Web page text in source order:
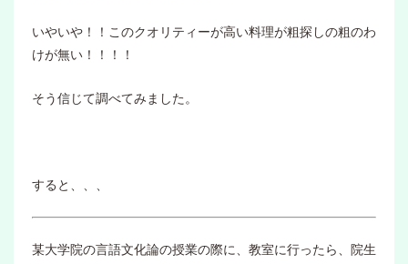
いやいや！！このクオリティーが高い料理が粗探しの粗のわ
けが無い！！！！
そう信じて調べてみました。
すると、、、
某大学院の言語文化論の授業の際に、教室に行ったら、院生